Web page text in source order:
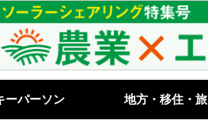
ーパーソン 地方・移住・旅